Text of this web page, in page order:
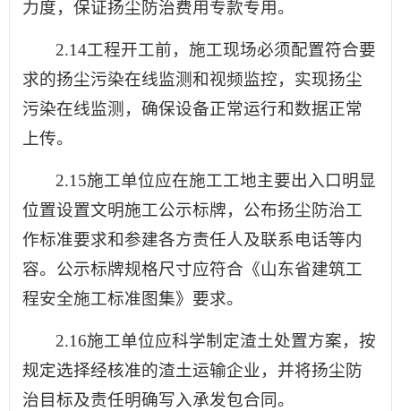
力度，保证扬尘防治费用专款专用。
2.14工程开工前，施工现场必须配置符合要
求的扬尘污染在线监测和视频监控，实现扬尘
污染在线监测，确保设备正常运行和数据正常
上传。
2.15施工单位应在施工工地主要出入口明显
位置设置文明施工公示标牌，公布扬尘防治工
作标准要求和参建各方责任人及联系电话等内
容。公示标牌规格尺寸应符合《山东省建筑工
程安全施工标准图集》要求。
2.16施工单位应科学制定渣土处置方案，按
规定选择经核准的渣土运输企业，并将扬尘防
治目标及责任明确写入承发包合同。